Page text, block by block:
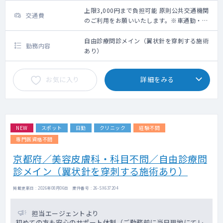
交通費
上限3,000円まで負担可能 原則公共交通機関
のご利用をお願いいたします。※車通勤・タ
クシー利用要相談
勤務内容
自由診療問診メイン（翼状針を穿刺する施術
あり）
お気に入り 詳細をみる
NEW スポット 日勤 クリニック
経験不問
専門医資格不問
京都府／美容皮膚科・科目不問／自由診療問
診メイン（翼状針を穿刺する施術あり）
掲載更新日 : 2026年08月06日 案件番号 : 26-SX637204
担当エージェントより